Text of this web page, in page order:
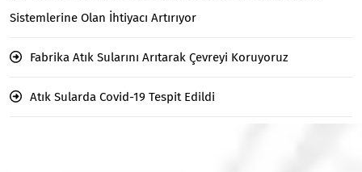
Sistemlerine Olan İhtiyacı Artırıyor
Fabrika Atık Sularını Arıtarak Çevreyi Koruyoruz
Atık Sularda Covid-19 Tespit Edildi